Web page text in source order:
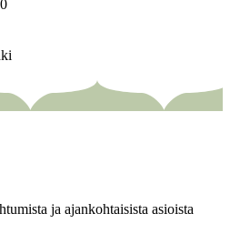
ja ajankohtaisista asioista